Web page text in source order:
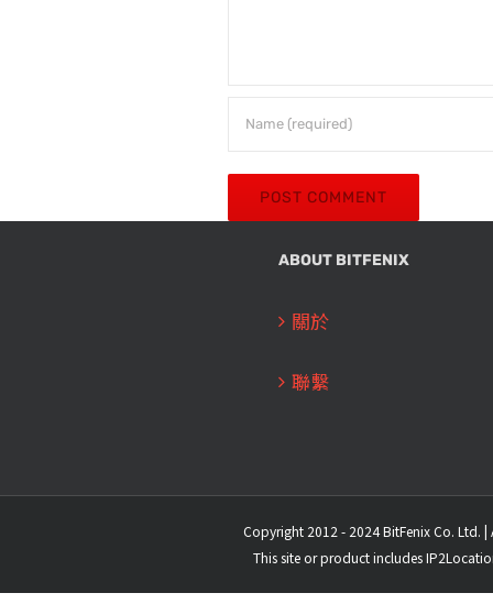
ABOUT BITFENIX
關於
聯繫
Copyright 2012 - 2024 BitFenix Co. Ltd. |
This site or product includes